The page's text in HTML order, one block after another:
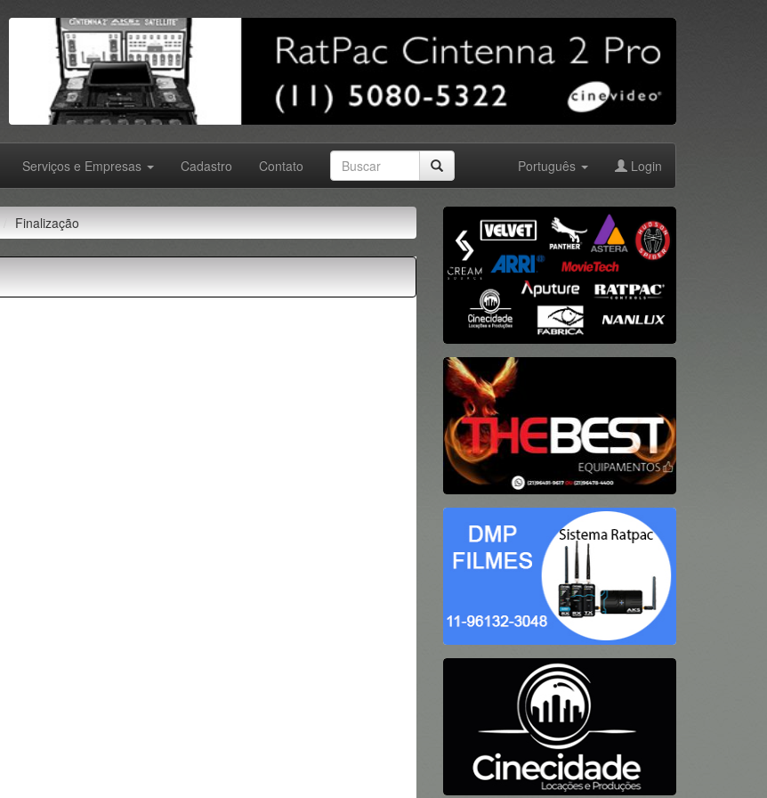
Serviços e Empresas Cadastro Contato Português Login
Finalização